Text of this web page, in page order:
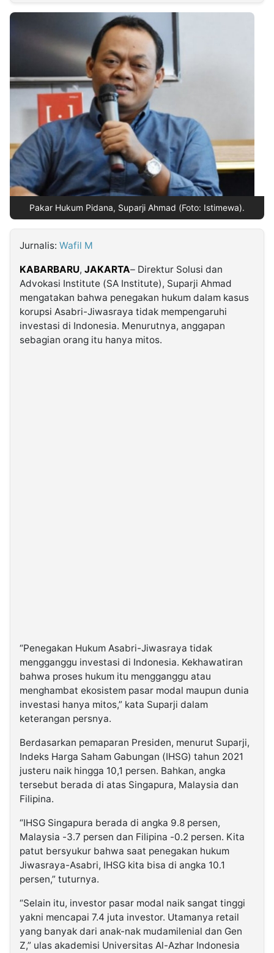
INDONESIA
Insight
Suara
Lens
Daily
Jalan
Idealita
Kita
Dinamikapost.com
Radar
Seedbacklink
Kabarbaru
Kabarbaru.co
2026
Pakar Hukum Pidana, Suparji Ahmad (Foto: Istimewa).
Jurnalis: Wafil M
KABARBARU, JAKARTA– Direktur Solusi dan
Advokasi Institute (SA Institute), Suparji Ahmad
mengatakan bahwa penegakan hukum dalam kasus
korupsi Asabri-Jiwasraya tidak mempengaruhi
investasi di Indonesia. Menurutnya, anggapan
sebagian orang itu hanya mitos.
“Penegakan Hukum Asabri-Jiwasraya tidak
mengganggu investasi di Indonesia. Kekhawatiran
bahwa proses hukum itu mengganggu atau
menghambat ekosistem pasar modal maupun dunia
investasi hanya mitos,” kata Suparji dalam
keterangan persnya.
Berdasarkan pemaparan Presiden, menurut Suparji,
Indeks Harga Saham Gabungan (IHSG) tahun 2021
justeru naik hingga 10,1 persen. Bahkan, angka
tersebut berada di atas Singapura, Malaysia dan
Filipina.
“IHSG Singapura berada di angka 9.8 persen,
Malaysia -3.7 persen dan Filipina -0.2 persen. Kita
patut bersyukur bahwa saat penegakan hukum
Jiwasraya-Asabri, IHSG kita bisa di angka 10.1
persen,” tuturnya.
“Selain itu, investor pasar modal naik sangat tinggi
yakni mencapai 7.4 juta investor. Utamanya retail
yang banyak dari anak-nak mudamilenial dan Gen
Z,” ulas akademisi Universitas Al-Azhar Indonesia